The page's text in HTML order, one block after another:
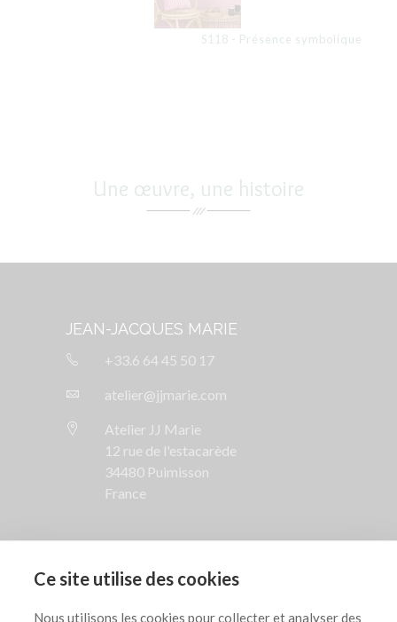
Ce site utilise des cookies
Nous utilisons les cookies pour collecter et analyser des
S118 - Présence symbolique
Une œuvre, une histoire
JEAN-JACQUES MARIE
+33.6 64 45 50 17
atelier@jjmarie.com
Atelier JJ Marie
12 rue de l'estacarède
34480 Puimisson
France